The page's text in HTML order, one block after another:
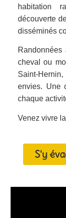
habitation
découverte
disséminés
cheval ou
Saint-Hernin,
envies. Une
chaque
Venez vivre
S'y